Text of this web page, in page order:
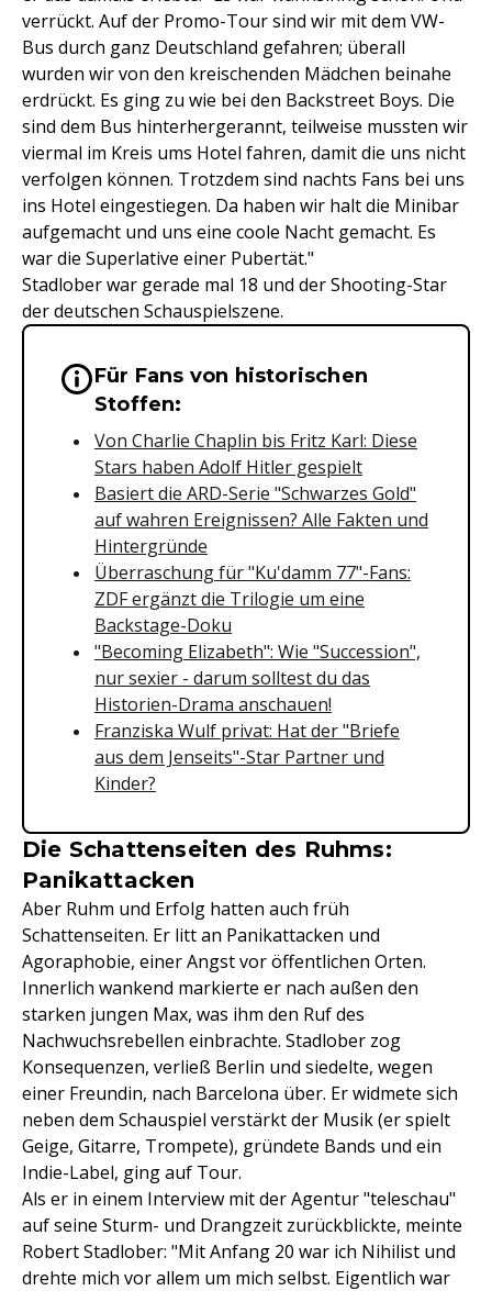
verrückt. Auf der Promo-Tour sind wir mit dem VW-
Bus durch ganz Deutschland gefahren; überall
wurden wir von den kreischenden Mädchen beinahe
erdrückt. Es ging zu wie bei den Backstreet Boys. Die
sind dem Bus hinterhergerannt, teilweise mussten wir
viermal im Kreis ums Hotel fahren, damit die uns nicht
verfolgen können. Trotzdem sind nachts Fans bei uns
ins Hotel eingestiegen. Da haben wir halt die Minibar
aufgemacht und uns eine coole Nacht gemacht. Es
war die Superlative einer Pubertät."
Stadlober war gerade mal 18 und der Shooting-Star
der deutschen Schauspielszene.
Wichtige Hinweise &
Für Fans von historischen
Stoffen:
Von Charlie Chaplin bis Fritz Karl: Diese
Stars haben Adolf Hitler gespielt
Basiert die ARD-Serie "Schwarzes Gold"
auf wahren Ereignissen? Alle Fakten und
Hintergründe
Überraschung für "Ku'damm 77"-Fans:
ZDF ergänzt die Trilogie um eine
Backstage-Doku
"Becoming Elizabeth": Wie "Succession",
nur sexier - darum solltest du das
Historien-Drama anschauen!
Franziska Wulf privat: Hat der "Briefe
aus dem Jenseits"-Star Partner und
Kinder?
Die Schattenseiten des Ruhms:
Panikattacken
Aber Ruhm und Erfolg hatten auch früh
Schattenseiten. Er litt an Panikattacken und
Agoraphobie, einer Angst vor öffentlichen Orten.
Innerlich wankend markierte er nach außen den
starken jungen Max, was ihm den Ruf des
Nachwuchsrebellen einbrachte. Stadlober zog
Konsequenzen, verließ Berlin und siedelte, wegen
einer Freundin, nach Barcelona über. Er widmete sich
neben dem Schauspiel verstärkt der Musik (er spielt
Geige, Gitarre, Trompete), gründete Bands und ein
Indie-Label, ging auf Tour.
Als er in einem Interview mit der Agentur "teleschau"
auf seine Sturm- und Drangzeit zurückblickte, meinte
Robert Stadlober: "Mit Anfang 20 war ich Nihilist und
drehte mich vor allem um mich selbst. Eigentlich war